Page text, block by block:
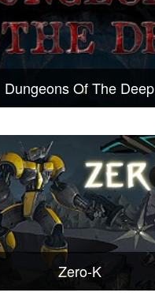
Dungeons Of The Deep
Zero-K